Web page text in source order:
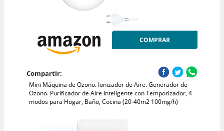
COMPRAR
Compartir:
Mini Máquina de Ozono. Ionizador de Aire. Generador de
Ozono. Purificador de Aire Inteligente con Temporizador, 4
modos para Hogar, Baño, Cocina (20-40m2 100mg/h)